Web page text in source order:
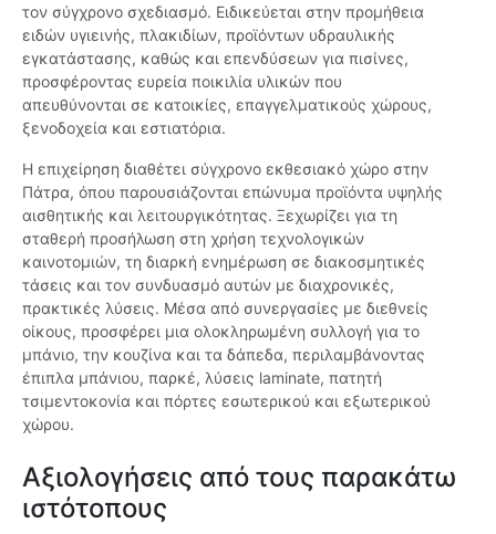
τον σύγχρονο σχεδιασμό. Ειδικεύεται στην προμήθεια
ειδών υγιεινής, πλακιδίων, προϊόντων υδραυλικής
εγκατάστασης, καθώς και επενδύσεων για πισίνες,
προσφέροντας ευρεία ποικιλία υλικών που
απευθύνονται σε κατοικίες, επαγγελματικούς χώρους,
ξενοδοχεία και εστιατόρια.
Η επιχείρηση διαθέτει σύγχρονο εκθεσιακό χώρο στην
Πάτρα, όπου παρουσιάζονται επώνυμα προϊόντα υψηλής
αισθητικής και λειτουργικότητας. Ξεχωρίζει για τη
σταθερή προσήλωση στη χρήση τεχνολογικών
καινοτομιών, τη διαρκή ενημέρωση σε διακοσμητικές
τάσεις και τον συνδυασμό αυτών με διαχρονικές,
πρακτικές λύσεις. Μέσα από συνεργασίες με διεθνείς
οίκους, προσφέρει μια ολοκληρωμένη συλλογή για το
μπάνιο, την κουζίνα και τα δάπεδα, περιλαμβάνοντας
έπιπλα μπάνιου, παρκέ, λύσεις laminate, πατητή
τσιμεντοκονία και πόρτες εσωτερικού και εξωτερικού
χώρου.
Αξιολογήσεις από τους παρακάτω
ιστότοπους